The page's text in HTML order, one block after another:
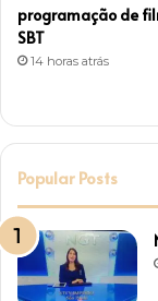
programação de
SBT
14 horas atrás
Popular Posts